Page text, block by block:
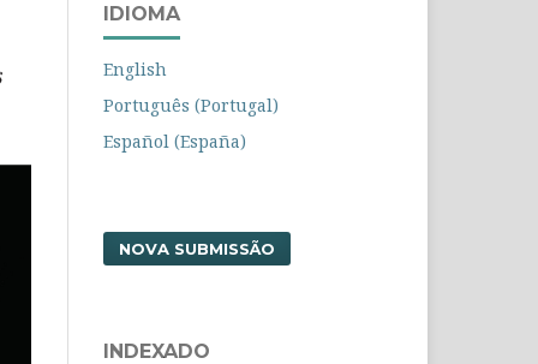
IDIOMA
English
Português (Portugal)
Español (España)
NOVA SUBMISSÃO
INDEXADO